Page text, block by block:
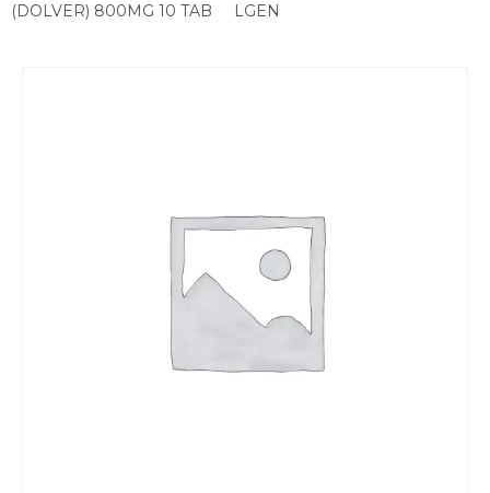
(DOLVER) 800MG 10 TAB LGEN